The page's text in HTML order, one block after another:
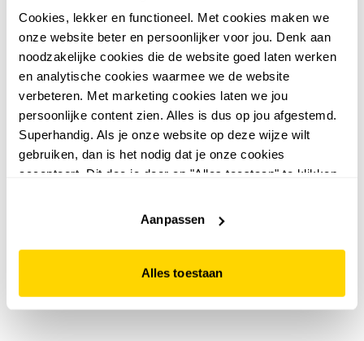
Cookies, lekker en functioneel. Met cookies maken we
onze website beter en persoonlijker voor jou. Denk aan
noodzakelijke cookies die de website goed laten werken
en analytische cookies waarmee we de website
verbeteren. Met marketing cookies laten we jou
persoonlijke content zien. Alles is dus op jou afgestemd.
Superhandig. Als je onze website op deze wijze wilt
gebruiken, dan is het nodig dat je onze cookies
accepteert. Dit doe je door op "Alles toestaan" te klikken.
website niet optimaal functioneert.
Aanpassen
Alles toestaan